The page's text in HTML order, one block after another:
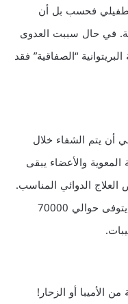
فحسب بل أن
في حال سببت العدوى
“الصفاقية” فقد
أن يتم الشفاء خلال
والأعضاء يبقى
الدوائي المناسب.
على أية حال، ترك العلاج قد يكون قاتلاً. يتوفى حوالي 70000
الأميبا أو الزحار!